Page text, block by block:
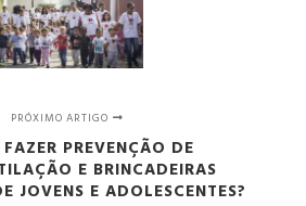
PRÓXIMO ARTIGO
PREVENÇÃO DE
E BRINCADEIRAS
JOVENS E ADOLESCENTES?